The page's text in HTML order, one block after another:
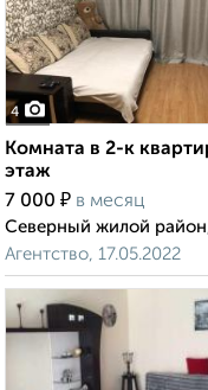
4
Комната в 2-к
этаж
7 000 ₽ в месяц
Северный жилой
Агентство, 17.05.2022